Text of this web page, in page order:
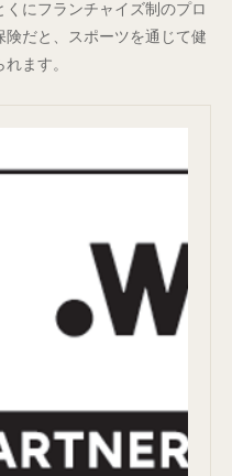
にフランチャイズ制のプロ
だと、スポーツを通じて健
ます。